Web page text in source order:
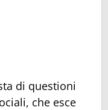
di questioni
che esce